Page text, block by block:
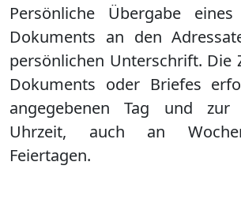
Persönliche Übergabe
Dokuments an den
persönlichen Unterschrift. Die
Dokuments oder Briefes
angegebenen Tag und zur
Uhrzeit, auch an
Feiertagen.